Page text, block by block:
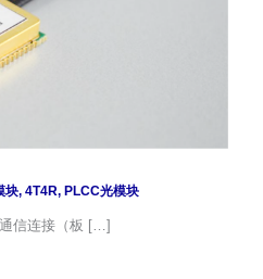
块, 4T4R, PLCC光模块
信连接（板 […]